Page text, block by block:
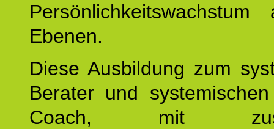
Ebenen.
Diese Ausbildung zum
Berater und
Coach, mit